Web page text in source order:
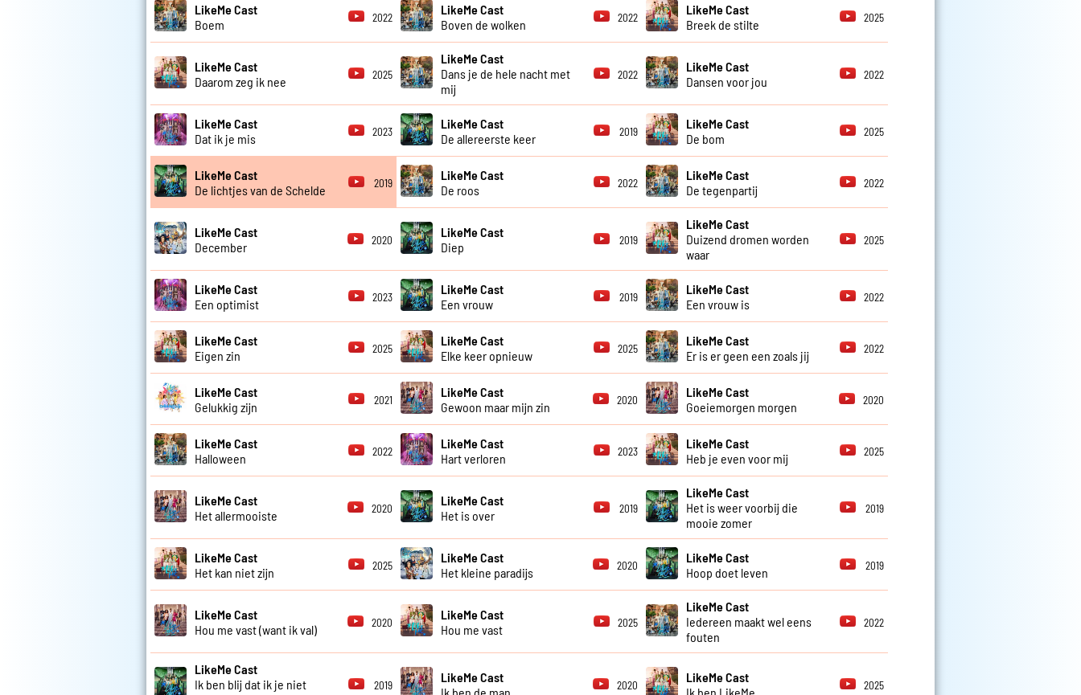
LikeMe Cast
Boem
2022
LikeMe Cast
Boven de wolken
2022
LikeMe Cast
Breek de stilte
2025
LikeMe Cast
Daarom zeg ik nee
2025
LikeMe Cast
Dans je de hele nacht met
mij
2022
LikeMe Cast
Dansen voor jou
2022
LikeMe Cast
Dat ik je mis
2023
LikeMe Cast
De allereerste keer
2019
LikeMe Cast
De bom
2025
LikeMe Cast
De lichtjes van de Schelde
2019
LikeMe Cast
De roos
2022
LikeMe Cast
De tegenpartij
2022
LikeMe Cast
December
2020
LikeMe Cast
Diep
2019
LikeMe Cast
Duizend dromen worden
waar
2025
LikeMe Cast
Een optimist
2023
LikeMe Cast
Een vrouw
2019
LikeMe Cast
Een vrouw is
2022
LikeMe Cast
Eigen zin
2025
LikeMe Cast
Elke keer opnieuw
2025
LikeMe Cast
Er is er geen een zoals jij
2022
LikeMe Cast
Gelukkig zijn
2021
LikeMe Cast
Gewoon maar mijn zin
2020
LikeMe Cast
Goeiemorgen morgen
2020
LikeMe Cast
Halloween
2022
LikeMe Cast
Hart verloren
2023
LikeMe Cast
Heb je even voor mij
2025
LikeMe Cast
Het allermooiste
2020
LikeMe Cast
Het is over
2019
LikeMe Cast
Het is weer voorbij die
mooie zomer
2019
LikeMe Cast
Het kan niet zijn
2025
LikeMe Cast
Het kleine paradijs
2020
LikeMe Cast
Hoop doet leven
2019
LikeMe Cast
Hou me vast (want ik val)
2020
LikeMe Cast
Hou me vast
2025
LikeMe Cast
Iedereen maakt wel eens
fouten
2022
LikeMe Cast
Ik ben blij dat ik je niet
2019
LikeMe Cast
2020
LikeMe Cast
2025